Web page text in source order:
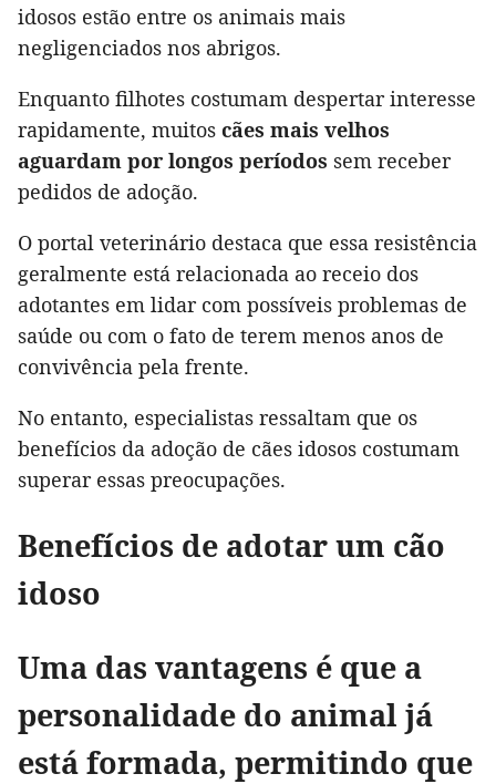
idosos estão entre os animais mais
negligenciados nos abrigos.
Enquanto filhotes costumam despertar interesse
rapidamente, muitos cães mais velhos
aguardam por longos períodos sem receber
pedidos de adoção.
O portal veterinário destaca que essa resistência
geralmente está relacionada ao receio dos
adotantes em lidar com possíveis problemas de
saúde ou com o fato de terem menos anos de
convivência pela frente.
No entanto, especialistas ressaltam que os
benefícios da adoção de cães idosos costumam
superar essas preocupações.
Benefícios de adotar um cão
idoso
Uma das vantagens é que a
personalidade do animal já
está formada, permitindo que